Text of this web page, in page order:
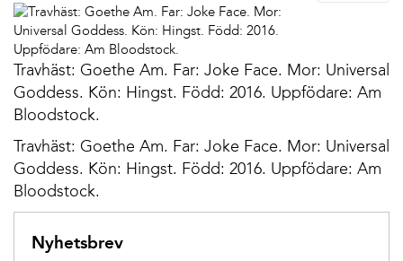
Travhäst: Goethe Am. Far: Joke Face. Mor: Universal
Goddess. Kön: Hingst. Född: 2016. Uppfödare: Am
Bloodstock.
Travhäst: Goethe Am. Far: Joke Face. Mor: Universal
Goddess. Kön: Hingst. Född: 2016. Uppfödare: Am
Bloodstock.
Nyhetsbrev